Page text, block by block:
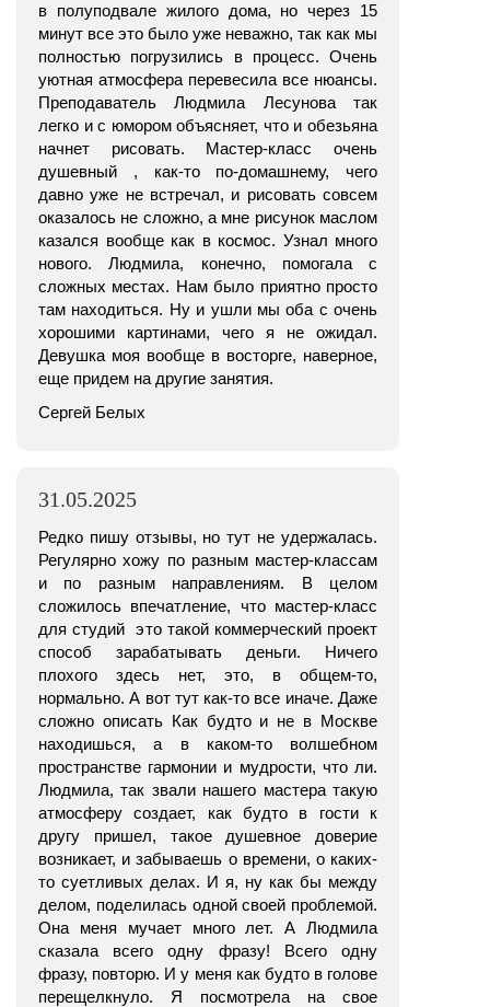
в полуподвале жилого дома, но через 15
минут все это было уже неважно, так как мы
полностью погрузились в процесс. Очень
уютная атмосфера перевесила все нюансы.
Преподаватель Людмила Лесунова так
легко и с юмором объясняет, что и обезьяна
начнет рисовать. Мастер-класс очень
душевный , как-то по-домашнему, чего
давно уже не встречал, и рисовать совсем
оказалось не сложно, а мне рисунок маслом
казался вообще как в космос. Узнал много
нового. Людмила, конечно, помогала с
сложных местах. Нам было приятно просто
там находиться. Ну и ушли мы оба с очень
хорошими картинами, чего я не ожидал.
Девушка моя вообще в восторге, наверное,
еще придем на другие занятия.
Сергей Белых
31.05.2025
Редко пишу отзывы, но тут не удержалась.
Регулярно хожу по разным мастер-классам
и по разным направлениям. В целом
сложилось впечатление, что мастер-класс
для студий это такой коммерческий проект
способ зарабатывать деньги. Ничего
плохого здесь нет, это, в общем-то,
нормально. А вот тут как-то все иначе. Даже
сложно описать Как будто и не в Москве
находишься, а в каком-то волшебном
пространстве гармонии и мудрости, что ли.
Людмила, так звали нашего мастера такую
атмосферу создает, как будто в гости к
другу пришел, такое душевное доверие
возникает, и забываешь о времени, о каких-
то суетливых делах. И я, ну как бы между
делом, поделилась одной своей проблемой.
Она меня мучает много лет. А Людмила
сказала всего одну фразу! Всего одну
фразу, повторю. И у меня как будто в голове
перещелкнуло. Я посмотрела на свое